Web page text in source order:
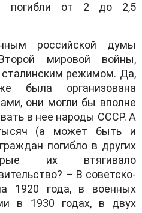
погибли от 2 до 2,5
российской думы
мировой войны,
режимом. Да,
была организована
они могли бы вполне
в нее народы СССР. А
(а может быть и
погибло в других
их втягивало
– В советско-
1920 года, в военных
в 1930 годах, в двух